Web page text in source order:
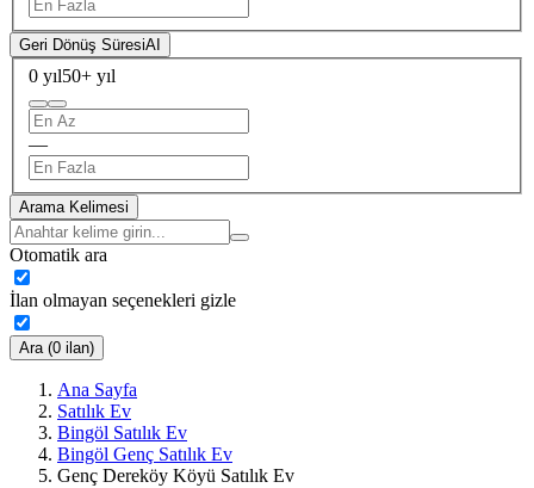
Geri Dönüş SüresiAI
0 yıl50+ yıl
—
Arama Kelimesi
Otomatik ara
İlan olmayan seçenekleri gizle
Ara (0 ilan)
Ana Sayfa
Satılık Ev
Bingöl Satılık Ev
Bingöl Genç Satılık Ev
Genç Dereköy Köyü Satılık Ev